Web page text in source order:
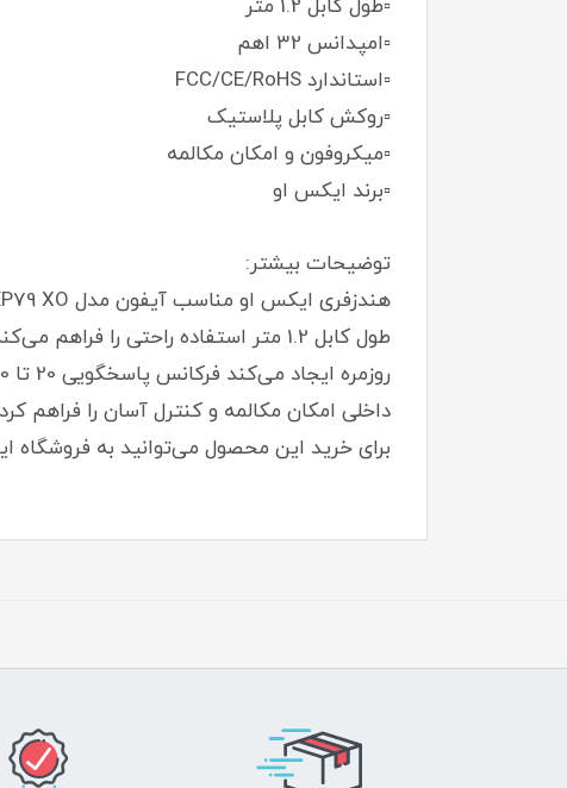
▫️طول کابل 1.2 متر
▫️امپدانس 32 اهم
▫️استاندارد FCC/CE/RoHS
▫️روکش کابل پلاستیک
▫️میکروفون و امکان مکالمه
▫️برند ایکس او
توضیحات بیشتر:
برای خرید این محصول می‌توانید به فروشگاه